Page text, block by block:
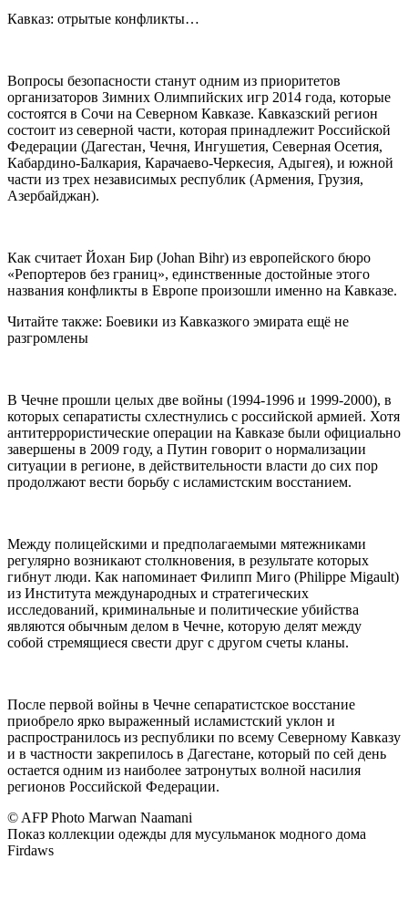
Кавказ: отрытые конфликты…
Вопросы безопасности станут одним из приоритетов
организаторов Зимних Олимпийских игр 2014 года, которые
состоятся в Сочи на Северном Кавказе. Кавказский регион
состоит из северной части, которая принадлежит Российской
Федерации (Дагестан, Чечня, Ингушетия, Северная Осетия,
Кабардино-Балкария, Карачаево-Черкесия, Адыгея), и южной
части из трех независимых республик (Армения, Грузия,
Азербайджан).
Как считает Йохан Бир (Johan Bihr) из европейского бюро
«Репортеров без границ», единственные достойные этого
названия конфликты в Европе произошли именно на Кавказе.
Читайте также: Боевики из Кавказкого эмирата ещё не
разгромлены
В Чечне прошли целых две войны (1994-1996 и 1999-2000), в
которых сепаратисты схлестнулись с российской армией. Хотя
антитеррористические операции на Кавказе были официально
завершены в 2009 году, а Путин говорит о нормализации
ситуации в регионе, в действительности власти до сих пор
продолжают вести борьбу с исламистским восстанием.
Между полицейскими и предполагаемыми мятежниками
регулярно возникают столкновения, в результате которых
гибнут люди. Как напоминает Филипп Миго (Philippe Migault)
из Института международных и стратегических
исследований, криминальные и политические убийства
являются обычным делом в Чечне, которую делят между
собой стремящиеся свести друг с другом счеты кланы.
После первой войны в Чечне сепаратистское восстание
приобрело ярко выраженный исламистский уклон и
распространилось из республики по всему Северному Кавказу
и в частности закрепилось в Дагестане, который по сей день
остается одним из наиболее затронутых волной насилия
регионов Российской Федерации.
© AFP Photo Marwan Naamani
Показ коллекции одежды для мусульманок модного дома
Firdaws